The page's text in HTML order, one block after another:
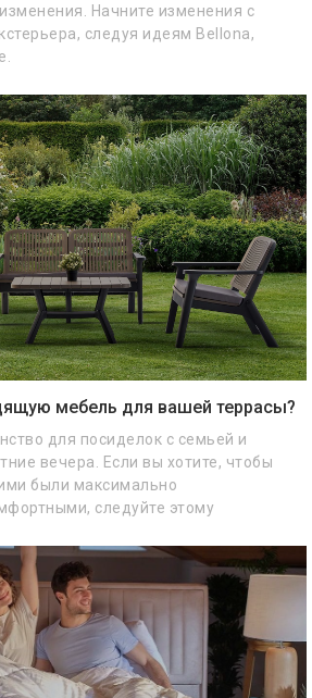
Начните изменения с
следуя идеям Bellona,
мы можем наслаждаться красотой
свободой. Независимо от
стиле интерьера, вы можете
и пространство в ваш дом.
мебель для вашей террасы?
для посиделок с семьей и
вечера. Если вы хотите, чтобы
были максимально
следуйте этому
для вашей террасы.